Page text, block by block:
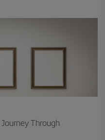
Through